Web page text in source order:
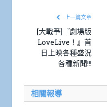
上一篇文章
[大戰爭]『劇場版
LoveLive！』首
日上映各種盛況
各種新聞!!!
相關報導